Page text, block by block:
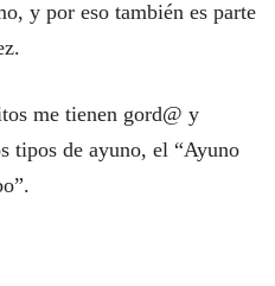
y por eso también es parte
me tienen gord@ y
tipos de ayuno, el “Ayuno